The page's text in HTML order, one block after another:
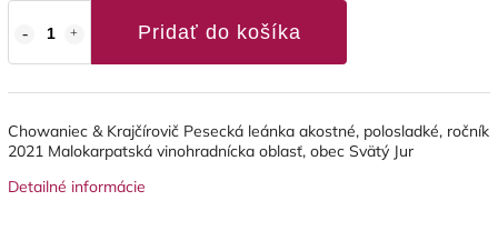
Pridať do košíka
Chowaniec & Krajčírovič Pesecká leánka akostné, polosladké, ročník
2021 Malokarpatská vinohradnícka oblasť, obec Svätý Jur
Detailné informácie